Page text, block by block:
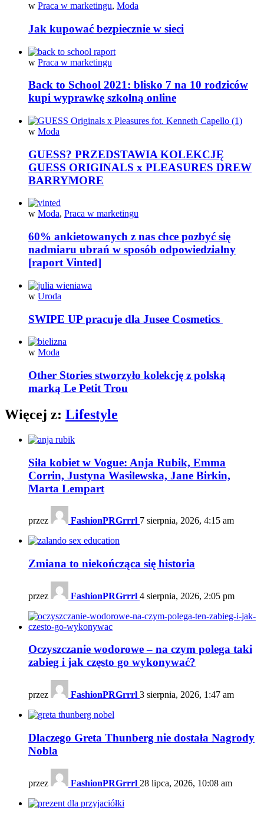
w Praca w marketingu, Moda
Jak kupować bezpiecznie w sieci
w Praca w marketingu
Back to School 2021: blisko 7 na 10 rodziców
kupi wyprawkę szkolną online
w Moda
GUESS? PRZEDSTAWIA KOLEKCJĘ
GUESS ORIGINALS x PLEASURES DREW
BARRYMORE
w Moda, Praca w marketingu
60% ankietowanych z nas chce pozbyć się
nadmiaru ubrań w sposób odpowiedzialny
[raport Vinted]
w Uroda
SWIPE UP pracuje dla Jusee Cosmetics
w Moda
Other Stories stworzyło kolekcję z polską
marką Le Petit Trou
Więcej z: Lifestyle
Siła kobiet w Vogue: Anja Rubik, Emma
Corrin, Justyna Wasilewska, Jane Birkin,
Marta Lempart
przez FashionPRGrrrl 7 sierpnia, 2026, 4:15 am
Zmiana to niekończąca się historia
przez FashionPRGrrrl 4 sierpnia, 2026, 2:05 pm
Oczyszczanie wodorowe – na czym polega taki
zabieg i jak często go wykonywać?
przez FashionPRGrrrl 3 sierpnia, 2026, 1:47 am
Dlaczego Greta Thunberg nie dostała Nagrody
Nobla
przez FashionPRGrrrl 28 lipca, 2026, 10:08 am